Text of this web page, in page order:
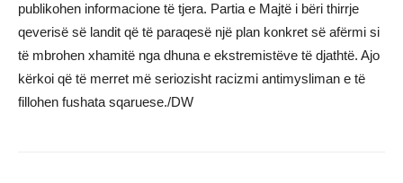
publikohen informacione të tjera. Partia e Majtë i bëri thirrje
qeverisë së landit që të paraqesë një plan konkret së afërmi si
të mbrohen xhamitë nga dhuna e ekstremistëve të djathtë. Ajo
kërkoi që të merret më seriozisht racizmi antimysliman e të
fillohen fushata sqaruese./DW